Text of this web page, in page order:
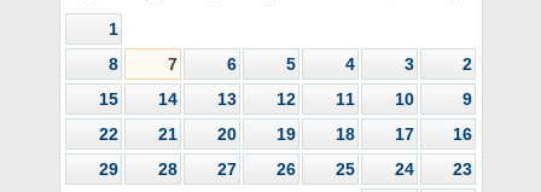
1
2
3
4
5
6
7
8
9
10
11
12
13
14
15
16
17
18
19
20
21
22
23
24
25
26
27
28
29